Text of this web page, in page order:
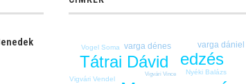
edzés
Tátrai Dávid
varga dániel
varga dénes
Vogel Soma